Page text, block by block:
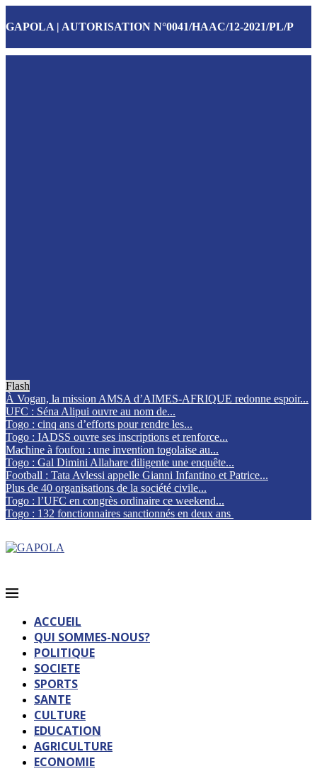
GAPOLA | AUTORISATION N°0041/HAAC/12-2021/PL/P
Flash
À Vogan, la mission AMSA d’AIMES-AFRIQUE redonne espoir...
UFC : Séna Alipui ouvre au nom de...
Togo : cinq ans d’efforts pour rendre les...
Togo : IADSS ouvre ses inscriptions et renforce...
Machine à foufou : une invention togolaise au...
Togo : Gal Dimini Allahare diligente une enquête...
Football : Tata Avlessi appelle Gianni Infantino et Patrice...
Plus de 40 organisations de la société civile...
Togo : l’UFC en congrès ordinaire ce weekend...
Togo : 132 fonctionnaires sanctionnés en deux ans
ACCUEIL
QUI SOMMES-NOUS?
POLITIQUE
SOCIETE
SPORTS
SANTE
CULTURE
EDUCATION
AGRICULTURE
ECONOMIE